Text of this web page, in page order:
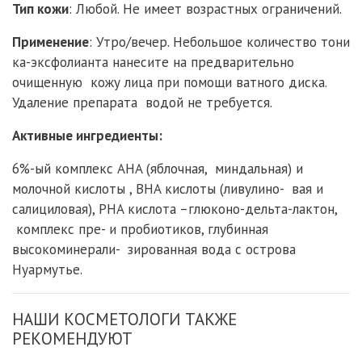
Тип кожи: Любой. Не имеет возрастных ограничений.
Применение: Утро/вечер. Небольшое количество тони
ка-эксфолианта нанесите на предварительно
очищенную кожу лица при помощи ватного диска.
Удаление препарата водой не требуется.
Активные ингредиенты:
6%-ый комплекс AHA (яблочная, миндальная) и
молочной кислоты , BHA кислоты (ливулино- вая и
салициловая), PHA кислота –глюконо-дельта-лактон,
комплекс пре- и пробиотиков, глубинная
высокоминерали- зированная вода с острова
Нуармутье.
НАШИ КОСМЕТОЛОГИ ТАКЖЕ
РЕКОМЕНДУЮТ